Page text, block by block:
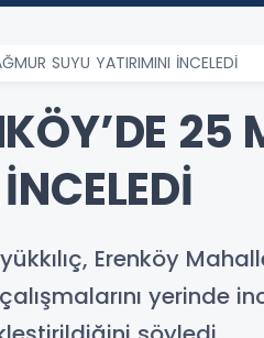
SUYU YATIRIMINI İNCELEDİ
25
Erenköy
yerinde